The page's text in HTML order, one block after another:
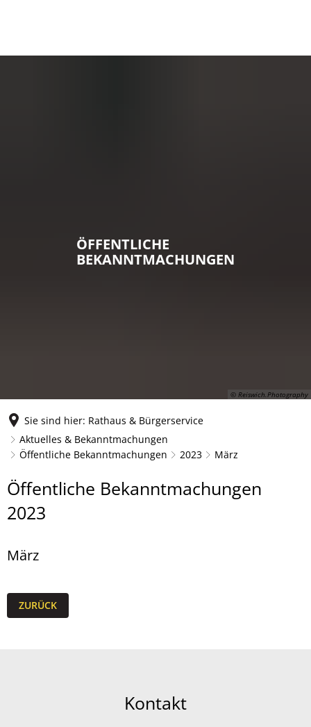
© Reiswich.Photography
ÖFFENTLICHE
BEKANNTMACHUNGEN
Sie sind hier: Rathaus & Bürgerservice
Aktuelles & Bekanntmachungen
Öffentliche Bekanntmachungen
2023 März
März
Öffentliche Bekanntmachungen
2023
März
ZURÜCK
Kontakt